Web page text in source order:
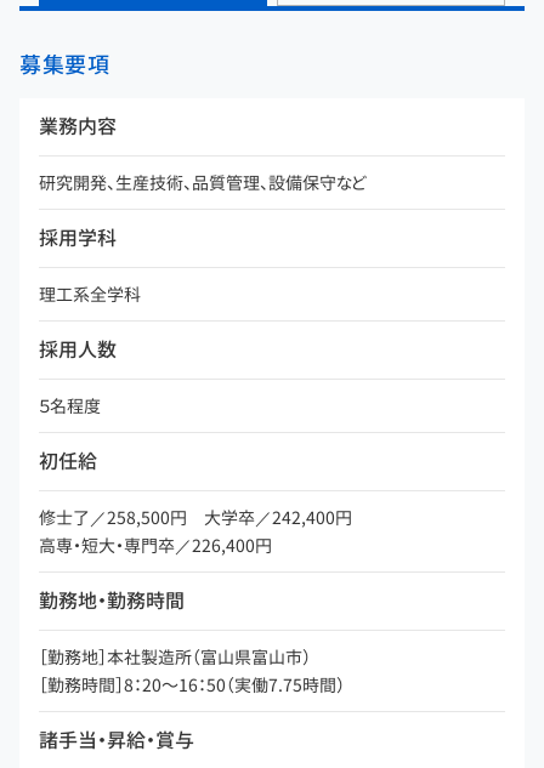
募集要項
業務内容
研究開発、生産技術、品質管理、設備保守など
採用学科
理工系全学科
採用人数
５名程度
初任給
修士了／258,500円 大学卒／242,400円
高専・短大・専門卒／226,400円
勤務地・勤務時間
［勤務地］本社製造所（富山県富山市）
［勤務時間］8：20～16：50（実働7.75時間）
諸手当・昇給・賞与